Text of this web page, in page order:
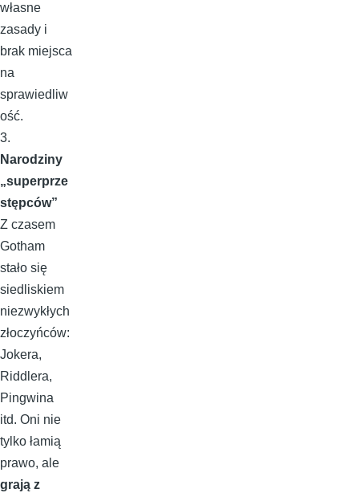
własne
zasady i
brak miejsca
na
sprawiedliw
ość.
3.
Narodziny
„superprze
stępców”
Z czasem
Gotham
stało się
siedliskiem
niezwykłych
złoczyńców:
Jokera,
Riddlera,
Pingwina
itd. Oni nie
tylko łamią
prawo, ale
grają z